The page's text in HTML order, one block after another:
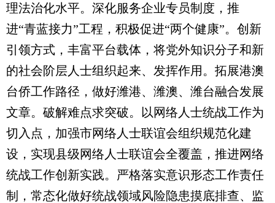
理法治化水平。深化服务企业专员制度，推
进“青蓝接力”工程，积极促进“两个健康”。创新
引领方式，丰富平台载体，将党外知识分子和新
的社会阶层人士组织起来、发挥作用。拓展港澳
台侨工作路径，做好潍港、潍澳、潍台融合发展
文章。破解难点求突破。以网络人士统战工作为
切入点，加强市网络人士联谊会组织规范化建
设，实现县级网络人士联谊会全覆盖，推进网络
统战工作创新实践。严格落实意识形态工作责任
制，常态化做好统战领域风险隐患摸底排查、监